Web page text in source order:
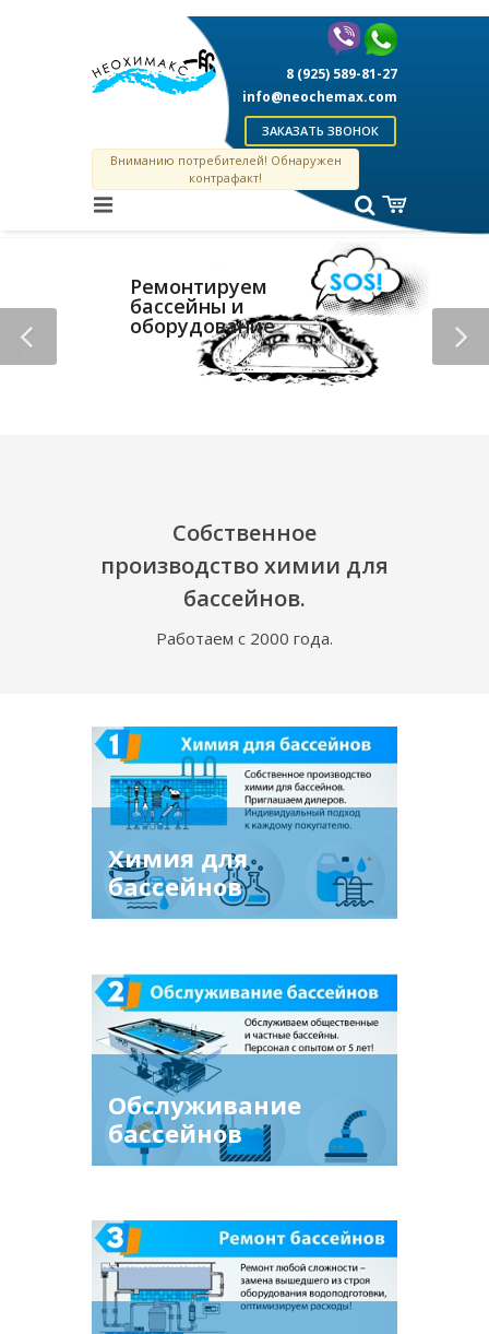
Вниманию потребителей! Обнаружен
контрафакт!
8 (925) 589-81-27
info@neochemax.com
ЗАКАЗАТЬ ЗВОНОК
Ремонтируем
бассейны и
оборудование
Собственное
производство химии для
бассейнов.
Работаем с 2000 года.
Химия для
бассейнов
Обслуживание
бассейнов